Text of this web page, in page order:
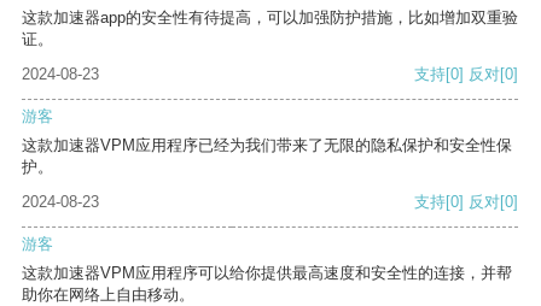
这款加速器app的安全性有待提高，可以加强防护措施，比如增加双重验
证。
2024-08-23
支持[0] 反对[0]
游客
这款加速器VPM应用程序已经为我们带来了无限的隐私保护和安全性保
护。
2024-08-23
支持[0] 反对[0]
游客
这款加速器VPM应用程序可以给你提供最高速度和安全性的连接，并帮
助你在网络上自由移动。